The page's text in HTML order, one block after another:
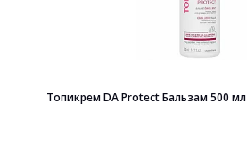
Топикрем DA Protect Бальзам 500 мл